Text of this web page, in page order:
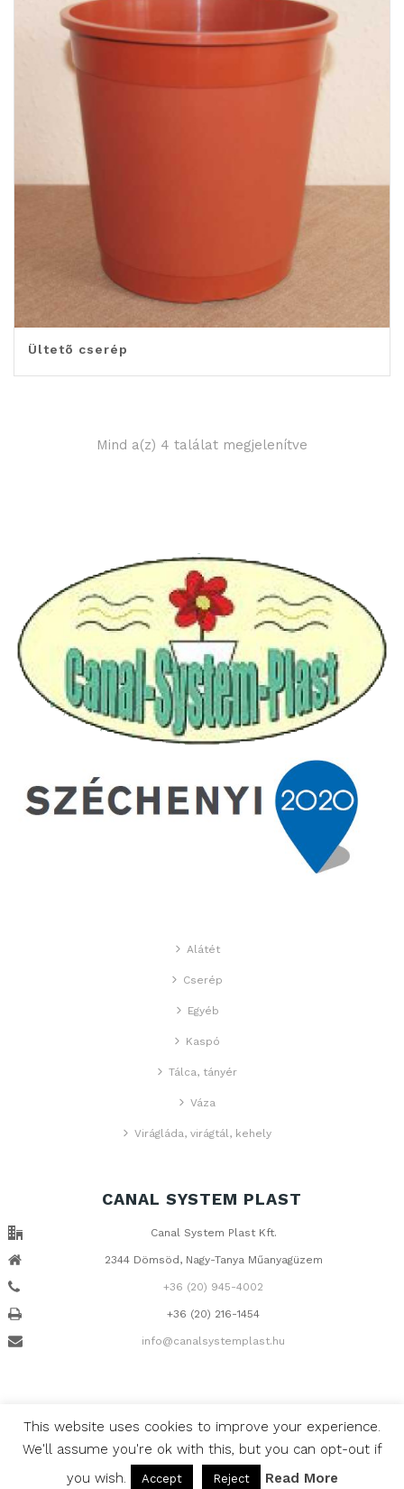
Ültetõ cserép
Mind a(z) 4 találat megjelenítve
Alátét
Cserép
Egyéb
Kaspó
Tálca, tányér
Váza
Virágláda, virágtál, kehely
CANAL SYSTEM PLAST
Canal System Plast Kft.
2344 Dömsöd, Nagy-Tanya Műanyagüzem
+36 (20) 945-4002
+36 (20) 216-1454
info@canalsystemplast.hu
Minden jog fenntartva, © 2017 Canal Systems Kft. Design & Web:
This website uses cookies to improve your experience.
We'll assume you're ok with this, but you can opt-out if
you wish.
Accept Reject Read More